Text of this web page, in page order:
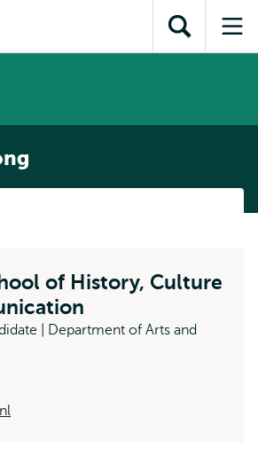
inhoud
Direct naar
subnavigatieToon
zoekveld
of History, Culture
| Department of Arts and